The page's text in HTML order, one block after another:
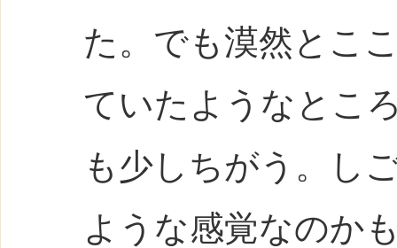
た。でも漠然とこ
ていたようなとこ
も少しちがう。し
ような感覚なのか